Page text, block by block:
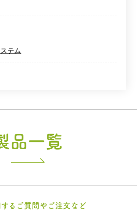
テム
品一覧
るご質問やご注文など